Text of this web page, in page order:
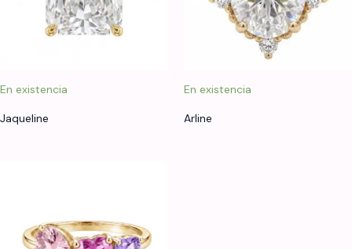
En existencia
Jaqueline
En existencia
Arline